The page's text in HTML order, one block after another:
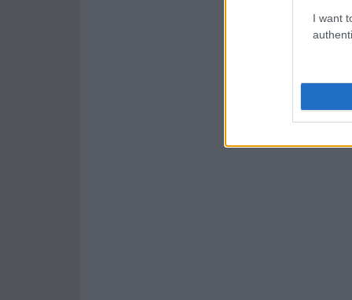
I want